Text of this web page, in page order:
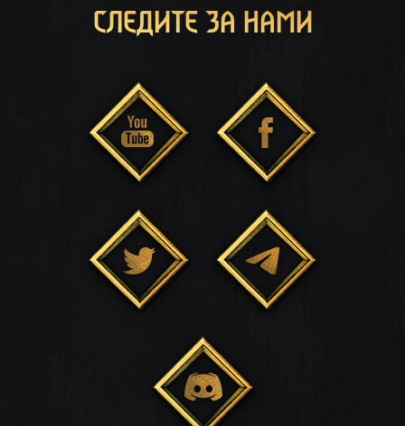
СЛЕДИТЕ ЗА НАМИ